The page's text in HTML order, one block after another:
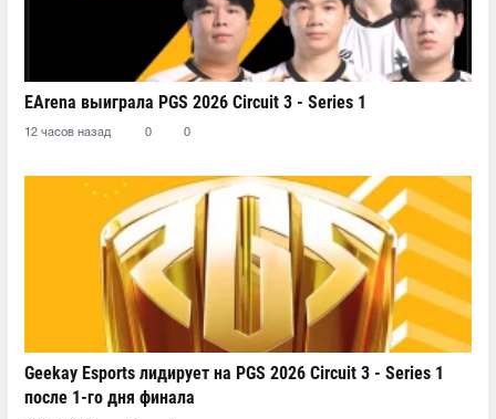
EArena выиграла PGS 2026 Circuit 3 - Series 1
12 часов назад 0 0
Geekay Esports лидирует на PGS 2026 Circuit 3 - Series 1
после 1-го дня финала